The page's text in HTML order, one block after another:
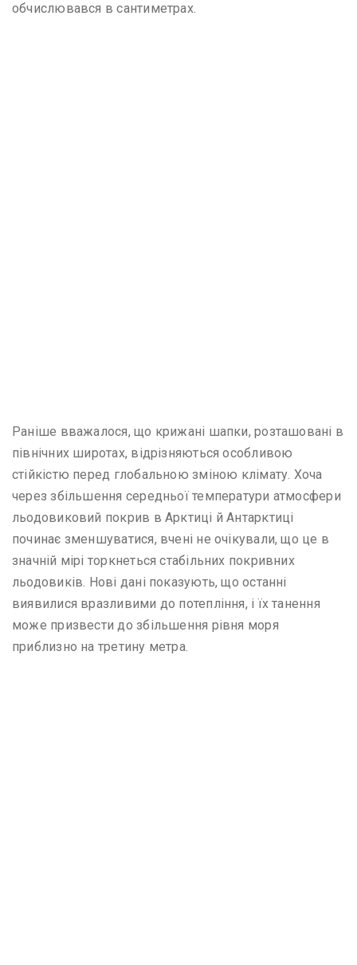
обчислювався в сантиметрах.
Раніше вважалося, що крижані шапки, розташовані в
північних широтах, відрізняються особливою
стійкістю перед глобальною зміною клімату. Хоча
через збільшення середньої температури атмосфери
льодовиковий покрив в Арктиці й Антарктиці
починає зменшуватися, вчені не очікували, що це в
значній мірі торкнеться стабільних покривних
льодовиків. Нові дані показують, що останні
виявилися вразливими до потепління, і їх танення
може призвести до збільшення рівня моря
приблизно на третину метра.